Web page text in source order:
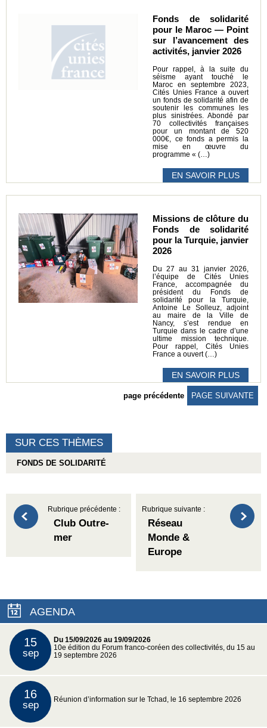
Fonds de solidarité
pour le Maroc — Point
sur l’avancement des
activités, janvier 2026
Pour rappel, à la suite du
séisme ayant touché le
Maroc en septembre 2023,
Cités Unies France a ouvert
un fonds de solidarité afin de
soutenir les communes les
plus sinistrées. Abondé par
70 collectivités françaises
pour un montant de 520
000€, ce fonds a permis la
mise en œuvre du
programme « (…)
EN SAVOIR PLUS
Missions de clôture du
Fonds de solidarité
pour la Turquie, janvier
2026
Du 27 au 31 janvier 2026,
l’équipe de Cités Unies
France, accompagnée du
président du Fonds de
solidarité pour la Turquie,
Antoine Le Solleuz, adjoint
au maire de la Ville de
Nancy, s’est rendue en
Turquie dans le cadre d’une
ultime mission technique.
Pour rappel, Cités Unies
France a ouvert (…)
EN SAVOIR PLUS
page précédente PAGE SUIVANTE
SUR CES THÈMES
FONDS DE SOLIDARITÉ
Rubrique précédente :
Club Outre-
mer
Rubrique suivante :
Réseau
Monde &
Europe
AGENDA
15
sep
Du 15/09/2026 au 19/09/2026
10e édition du Forum franco-coréen des collectivités, du 15 au
19 septembre 2026
16
sep Réunion d’information sur le Tchad, le 16 septembre 2026